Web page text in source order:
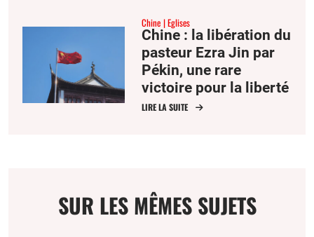
Chine Eglises
Chine : la libération du
pasteur Ezra Jin par
Pékin, une rare
victoire pour la liberté
religieuse
LIRE LA SUITE
SUR LES MÊMES SUJETS